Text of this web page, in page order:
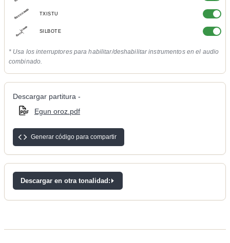
TXISTU
SILBOTE
* Usa los interruptores para habilitar/deshabilitar instrumentos en el audio
combinado.
Descargar partitura -
Egun oroz.pdf
Generar código para compartir
Descargar en otra tonalidad: